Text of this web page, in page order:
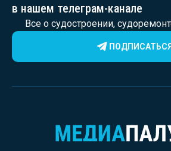
в нашем телеграм-канале
Все о судостроении,
ПОДПИСАТЬСЯ